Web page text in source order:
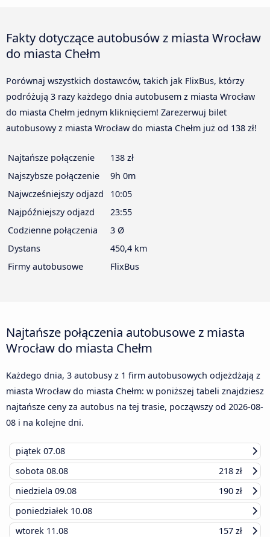
Fakty dotyczące autobusów z miasta Wrocław
do miasta Chełm
Porównaj wszystkich dostawców, takich jak FlixBus, którzy
podróżują 3 razy każdego dnia autobusem z miasta Wrocław
do miasta Chełm jednym kliknięciem! Zarezerwuj bilet
autobusowy z miasta Wrocław do miasta Chełm już od 138 zł!
Najtańsze połączenie
138 zł
Najszybsze połączenie
9h 0m
Najwcześniejszy odjazd
10:05
Najpóźniejszy odjazd
23:55
Codzienne połączenia
3 Ø
Dystans
450,4 km
Firmy autobusowe
FlixBus
Najtańsze połączenia autobusowe z miasta
Wrocław do miasta Chełm
Każdego dnia, 3 autobusy z 1 firm autobusowych odjeżdżają z
miasta Wrocław do miasta Chełm: w poniższej tabeli znajdziesz
najtańsze ceny za autobus na tej trasie, począwszy od 2026-08-
08 i na kolejne dni.
piątek 07.08
sobota 08.08
218 zł
niedziela 09.08
190 zł
poniedziałek 10.08
wtorek 11.08
157 zł